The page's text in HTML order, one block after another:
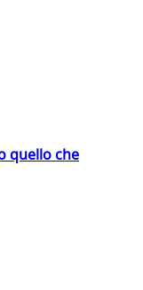
quello che